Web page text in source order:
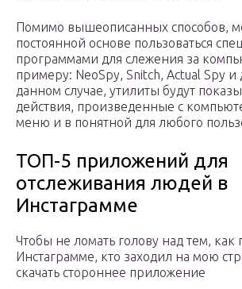
Помимо вышеописанных способов,
постоянной основе пользоваться
программами для слежения за
примеру: NeoSpy, Snitch, Actual Spy и
данном случае, утилиты будут
действия, произведенные с
меню и в понятной для любого
ТОП-5 приложений для
отслеживания людей в
Инстаграмме
Чтобы не ломать голову над тем, как
Инстаграмме, кто заходил на мою
скачать стороннее приложение